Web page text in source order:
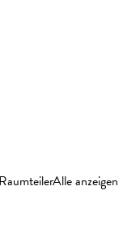
RaumteilerAlle anzeigen